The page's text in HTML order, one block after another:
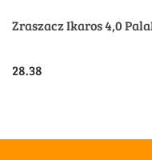
Zraszacz Ikaros 4,0
28.38